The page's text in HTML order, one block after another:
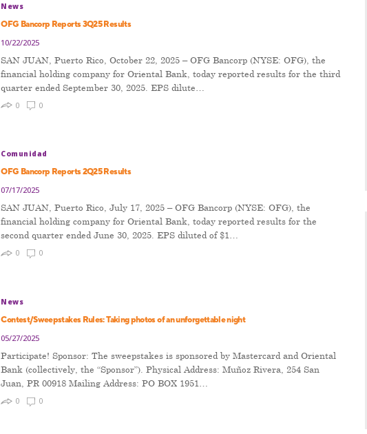
News
OFG Bancorp Reports 3Q25 Results
10/22/2025
SAN JUAN, Puerto Rico, October 22, 2025 – OFG Bancorp (NYSE: OFG), the
financial holding company for Oriental Bank, today reported results for the third
quarter ended September 30, 2025. EPS dilute…
0 0
Comunidad
OFG Bancorp Reports 2Q25 Results
07/17/2025
SAN JUAN, Puerto Rico, July 17, 2025 – OFG Bancorp (NYSE: OFG), the
financial holding company for Oriental Bank, today reported results for the
second quarter ended June 30, 2025. EPS diluted of $1…
0 0
News
Contest/Sweepstakes Rules: Taking photos of an unforgettable night
05/27/2025
Participate! Sponsor: The sweepstakes is sponsored by Mastercard and Oriental
Bank (collectively, the “Sponsor”). Physical Address: Muñoz Rivera, 254 San
Juan, PR 00918 Mailing Address: PO BOX 1951…
0 0